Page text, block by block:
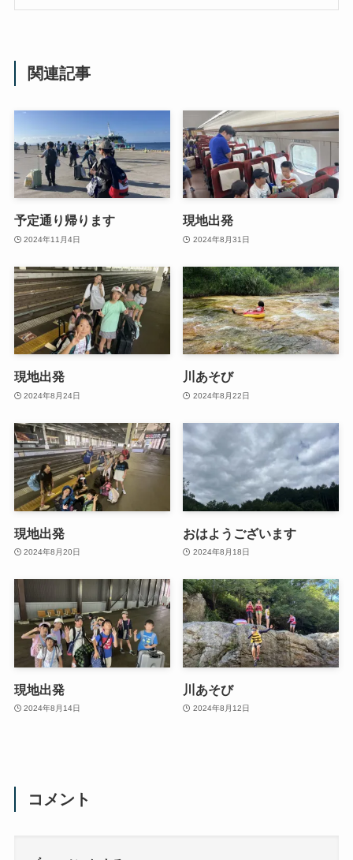
関連記事
予定通り帰ります
2024年11月4日
現地出発
2024年8月31日
現地出発
2024年8月24日
川あそび
2024年8月22日
現地出発
2024年8月20日
おはようございます
2024年8月18日
現地出発
2024年8月14日
川あそび
2024年8月12日
コメント